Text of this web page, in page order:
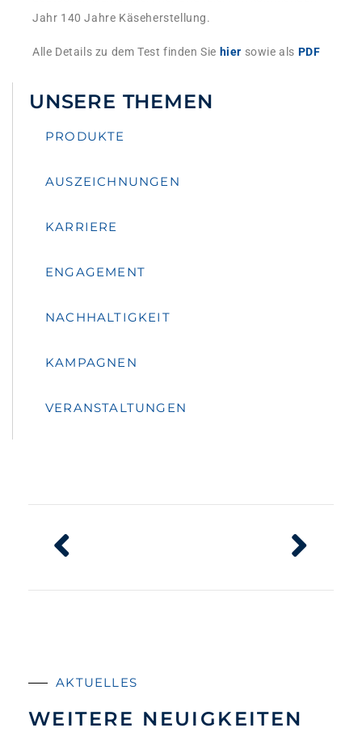
Jahr 140 Jahre Käseherstellung.
Alle Details zu dem Test finden Sie hier sowie als PDF
UNSERE THEMEN
PRODUKTE
AUSZEICHNUNGEN
KARRIERE
ENGAGEMENT
NACHHALTIGKEIT
KAMPAGNEN
VERANSTALTUNGEN
AKTUELLES
WEITERE NEUIGKEITEN